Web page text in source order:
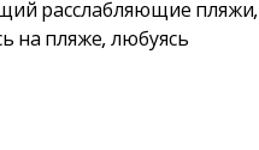
расслабляющие пляжи,
на пляже, любуясь